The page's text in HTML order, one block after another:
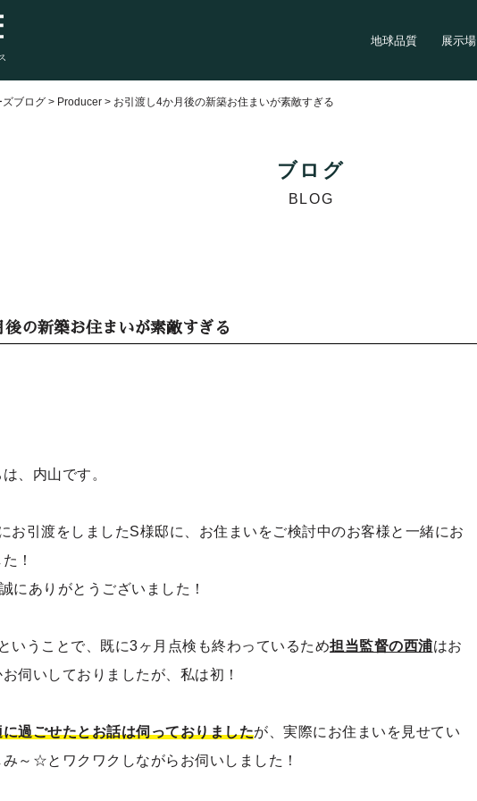
地球品質 展示場
ズブログ > Producer > お引渡し4か月後の新築お住まいが素敵すぎる
ブログ
BLOG
後の新築お住まいが素敵すぎる
、内山です。
お引渡をしましたS様邸に、お住まいをご検討中のお客様と一緒にお
！
にありがとうございました！
いうことで、既に3ヶ月点検も終わっているため担当監督の西浦はお
伺いしておりましたが、私は初！
過ごせたとお話は伺っておりましたが、実際にお住まいを見せてい
～☆とワクワクしながらお伺いしました！